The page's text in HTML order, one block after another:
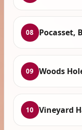
08 Pocasset,
09 Woods
10 Vineyard